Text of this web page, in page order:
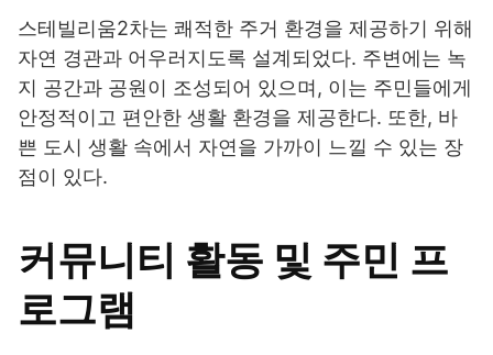
스테빌리움2차는 쾌적한 주거 환경을 제공하기 위해
자연 경관과 어우러지도록 설계되었다. 주변에는 녹
지 공간과 공원이 조성되어 있으며, 이는 주민들에게
안정적이고 편안한 생활 환경을 제공한다. 또한, 바
쁜 도시 생활 속에서 자연을 가까이 느낄 수 있는 장
점이 있다.
커뮤니티 활동 및 주민 프
로그램